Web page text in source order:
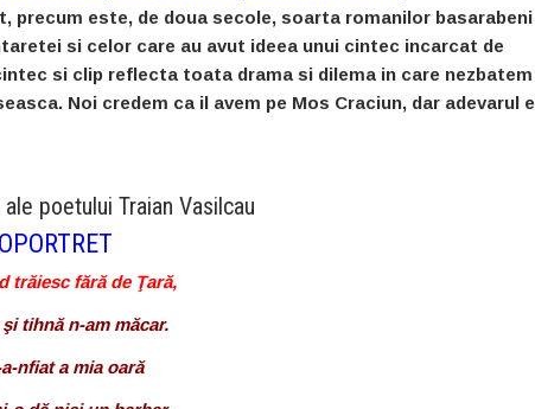
este, de doua secole, soarta romanilor basarabeni
si celor care au avut ideea unui cintec incarcat de
si clip reflecta toata drama si dilema in care nezbatem
Noi credem ca il avem pe Mos Craciun, dar adevarul e
poetului Traian Vasilcau
trăiesc fără de Ţară,
tihnă n-am măcar.
nfiat a mia oară